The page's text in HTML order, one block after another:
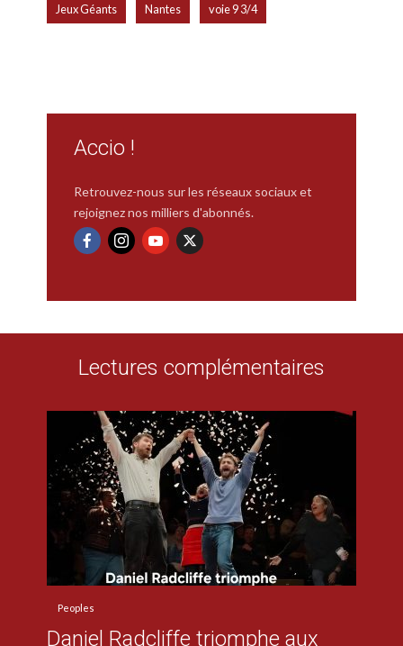
Jeux Géants Nantes voie 9 3/4
Accio !
Retrouvez-nous sur les réseaux sociaux et
rejoignez nos milliers d'abonnés.
Lectures complémentaires
Peoples
Daniel Radcliffe triomphe aux